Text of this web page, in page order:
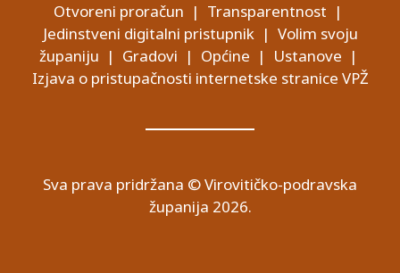
Otvoreni proračun | Transparentnost |
Jedinstveni digitalni pristupnik| Volim svoju
županiju | Gradovi | Općine | Ustanove |
Izjava o pristupačnosti internetske stranice VPŽ
Sva prava pridržana © Virovitičko-podravska
županija 2026.